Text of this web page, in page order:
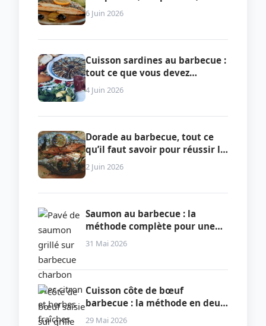
four ou en papillote
6 Juin 2026
Cuisson sardines au barbecue :
tout ce que vous devez
vraiment savoir pour réussir le
plat
4 Juin 2026
Dorade au barbecue, tout ce
qu’il faut savoir pour réussir la
cuisson
2 Juin 2026
Saumon au barbecue : la
méthode complète pour une
cuisson parfaite
31 Mai 2026
Cuisson côte de bœuf
barbecue : la méthode en deux
zones qui garantit la
29 Mai 2026